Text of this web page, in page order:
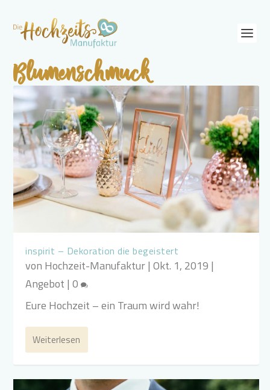
Blumenschmuck
inspirit – Dekoration die begeistert
von Hochzeit-Manufaktur|Okt. 1, 2019 |
Angebot |0
Eure Hochzeit – ein Traum wird wahr!
Weiterlesen